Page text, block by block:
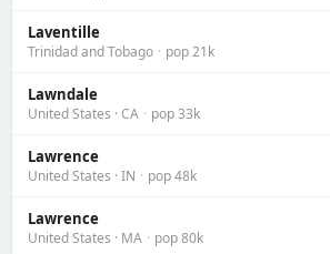
Laventille
Trinidad and Tobago · pop 21k
Lawndale
United States · CA · pop 33k
Lawrence
United States · IN · pop 48k
Lawrence
United States · MA · pop 80k